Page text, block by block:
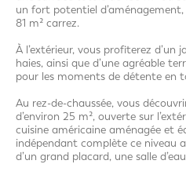
un fort potentiel
81 m² carrez.
À l’extérieur, vous profiterez d’un
haies, ainsi que d’une agréable
pour les moments de détente en
Au rez-de-chaussée, vous
d’environ 25 m², ouverte sur
cuisine américaine aménagée et
indépendant complète ce niveau
d’un grand placard, une salle